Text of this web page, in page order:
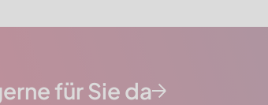
für Sie da